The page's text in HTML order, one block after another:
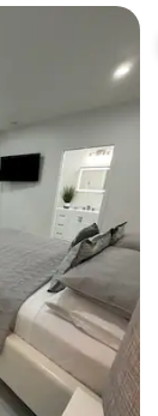
評価
す。